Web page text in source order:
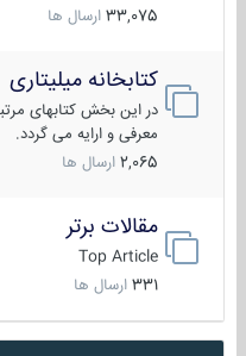
33,075 ارسال ها
کتابخانه میلیتاری
در این بخش کتابهای
معرفی و ارایه می گردد.
2,065 ارسال ها
مقالات برتر
Top Article
331 ارسال ها